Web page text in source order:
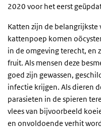
2020 voor het eerst
Katten zijn de belangrijkste
kattenpoep komen
in de omgeving terecht, en
fruit. Als mensen deze
goed zijn gewassen,
infectie krijgen. Als dieren
parasieten in de spieren
vlees van bijvoorbeeld
en onvoldoende verhit